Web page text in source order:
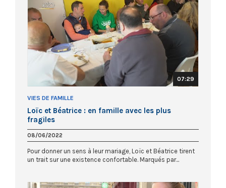
07:29
VIES DE FAMILLE
Loïc et Béatrice : en famille avec les plus
fragiles
08/06/2022
Pour donner un sens à leur mariage, Loïc et Béatrice tirent
un trait sur une existence confortable. Marqués par...